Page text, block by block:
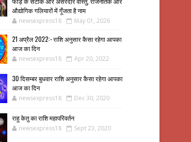
औद्योगिक गलियारों में गूँजता है नाम
newsexpress18 May 01, 2026
21 अप्रैल 2022:- राशि अनुसार कैसा रहेगा आपका
आज का दिन
newsexpress18 Apr 20, 2022
30 दिसम्बर बुधवार राशि अनुसार कैसा रहेगा आपका
आज का दिन
newsexpress18 Dec 30, 2020
राहु केतु का राशि महापरिवर्तन
newsexpress18 Sept 23, 2020